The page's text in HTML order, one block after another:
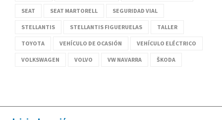
SEAT SEAT MARTORELL SEGURIDAD VIAL
STELLANTIS STELLANTIS FIGUERUELAS TALLER
TOYOTA VEHÍCULO DE OCASIÓN VEHÍCULO ELÉCTRICO
VOLKSWAGEN VOLVO VW NAVARRA ŠKODA